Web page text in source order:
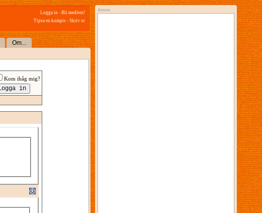
Logga in - Bli medlem!
Tipsa en kompis - Skriv ut
Om...
Kom ihåg mig?
Annons